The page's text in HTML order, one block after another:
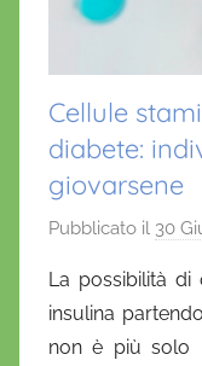
Cellule
diabete:
giovarsene
Pubblicato il 30
La possibilità
insulina
non è più solo